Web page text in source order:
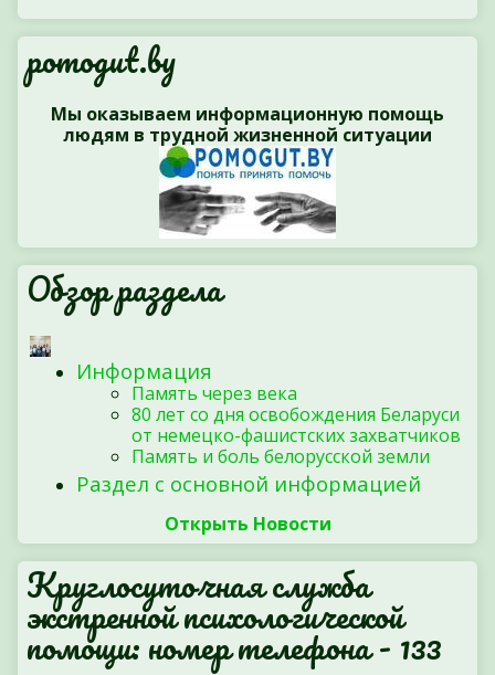
pomogut.by
Мы оказываем информационную помощь
людям в трудной жизненной ситуации
Обзор раздела
Информация
Память через века
80 лет со дня освобождения Беларуси
от немецко-фашистских захватчиков
Память и боль белорусской земли
Раздел с основной информацией
Открыть Новости
Круглосуточная служба
экстренной психологической
помощи: номер телефона - 133